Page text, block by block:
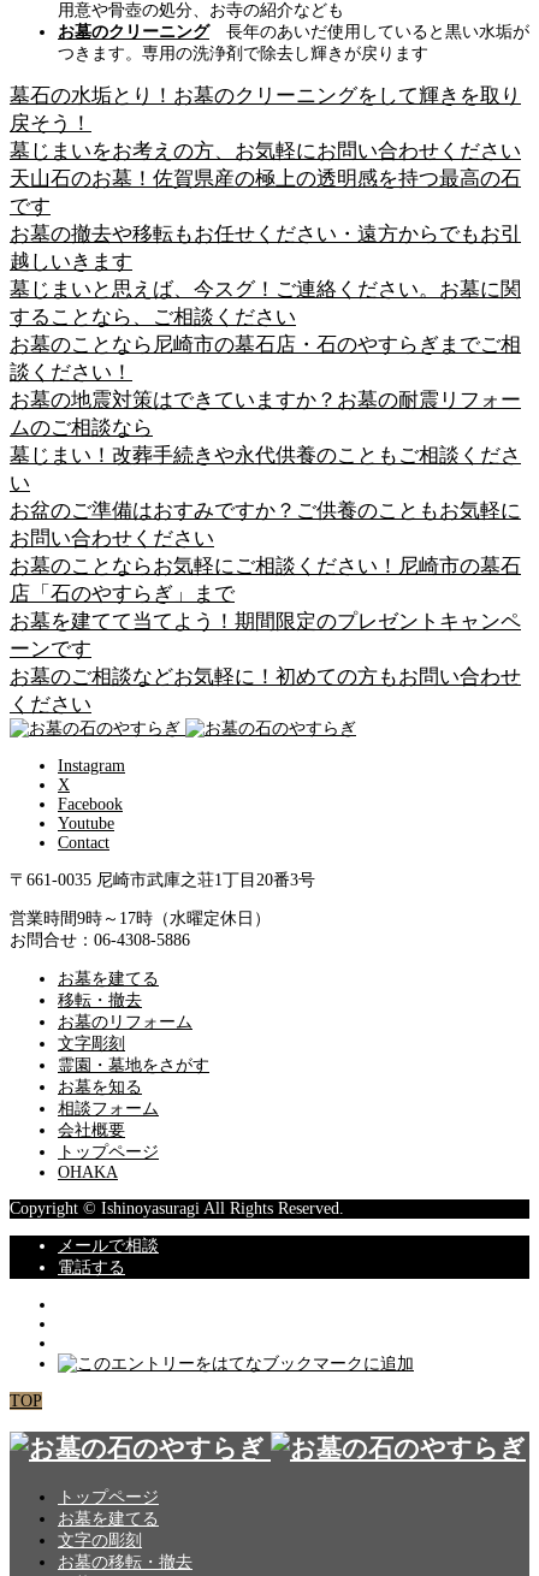
用意や骨壺の処分、お寺の紹介なども
お墓のクリーニング長年のあいだ使用していると黒い水垢が
つきます。専用の洗浄剤で除去し輝きが戻ります
墓石の水垢とり！お墓のクリーニングをして輝きを取り
戻そう！
墓じまいをお考えの方、お気軽にお問い合わせください
天山石のお墓！佐賀県産の極上の透明感を持つ最高の石
です
お墓の撤去や移転もお任せください・遠方からでもお引
越しいきます
墓じまいと思えば、今スグ！ご連絡ください。お墓に関
することなら、ご相談ください
お墓のことなら尼崎市の墓石店・石のやすらぎまでご相
談ください！
お墓の地震対策はできていますか？お墓の耐震リフォー
ムのご相談なら
墓じまい！改葬手続きや永代供養のこともご相談くださ
い
お盆のご準備はおすみですか？ご供養のこともお気軽に
お問い合わせください
お墓のことならお気軽にご相談ください！尼崎市の墓石
店「石のやすらぎ」まで
お墓を建てて当てよう！期間限定のプレゼントキャンペ
ーンです
お墓のご相談などお気軽に！初めての方もお問い合わせ
ください
Instagram
X
Facebook
Youtube
Contact
〒661-0035 尼崎市武庫之荘1丁目20番3号
営業時間9時～17時（水曜定休日）
お問合せ：06-4308-5886
お墓を建てる
移転・撤去
お墓のリフォーム
文字彫刻
霊園・墓地をさがす
お墓を知る
相談フォーム
会社概要
トップページ
OHAKA
Copyright © Ishinoyasuragi All Rights Reserved.
メールで相談
電話する
TOP
トップページ
お墓を建てる
文字の彫刻
お墓の移転・撤去